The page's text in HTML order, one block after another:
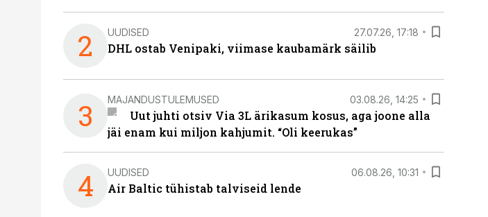
2 UUDISED 27.07.26, 17:18
DHL ostab Venipaki, viimase kaubamärk säilib
3 MAJANDUSTULEMUSED 03.08.26, 14:25
Uut juhti otsiv Via 3L ärikasum kosus, aga joone alla
jäi enam kui miljon kahjumit. “Oli keerukas”
4 UUDISED 06.08.26, 10:31
Air Baltic tühistab talviseid lende